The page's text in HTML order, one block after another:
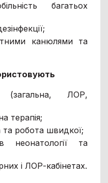
багатьох
канюлями та
(загальна, ЛОР,
терапія;
робота швидкої;
неонатології та
і ЛОР-кабінетах.